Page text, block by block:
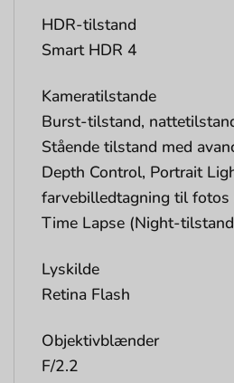
HDR-tilstand
Smart HDR 4
Kameratilstande
Burst-tilstand,
Stående tilstand med
Depth Control, Portrait
farvebilledtagning til fotos
Time Lapse (Night-
Lyskilde
Retina Flash
Objektivblænder
F/2.2